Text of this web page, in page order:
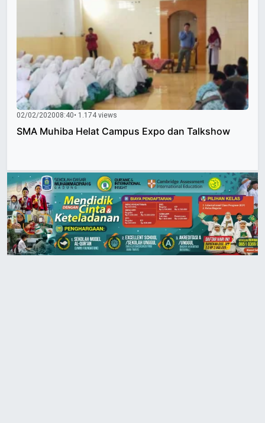
02/02/202008:40• 1.174 views
SMA Muhiba Helat Campus Expo dan Talkshow